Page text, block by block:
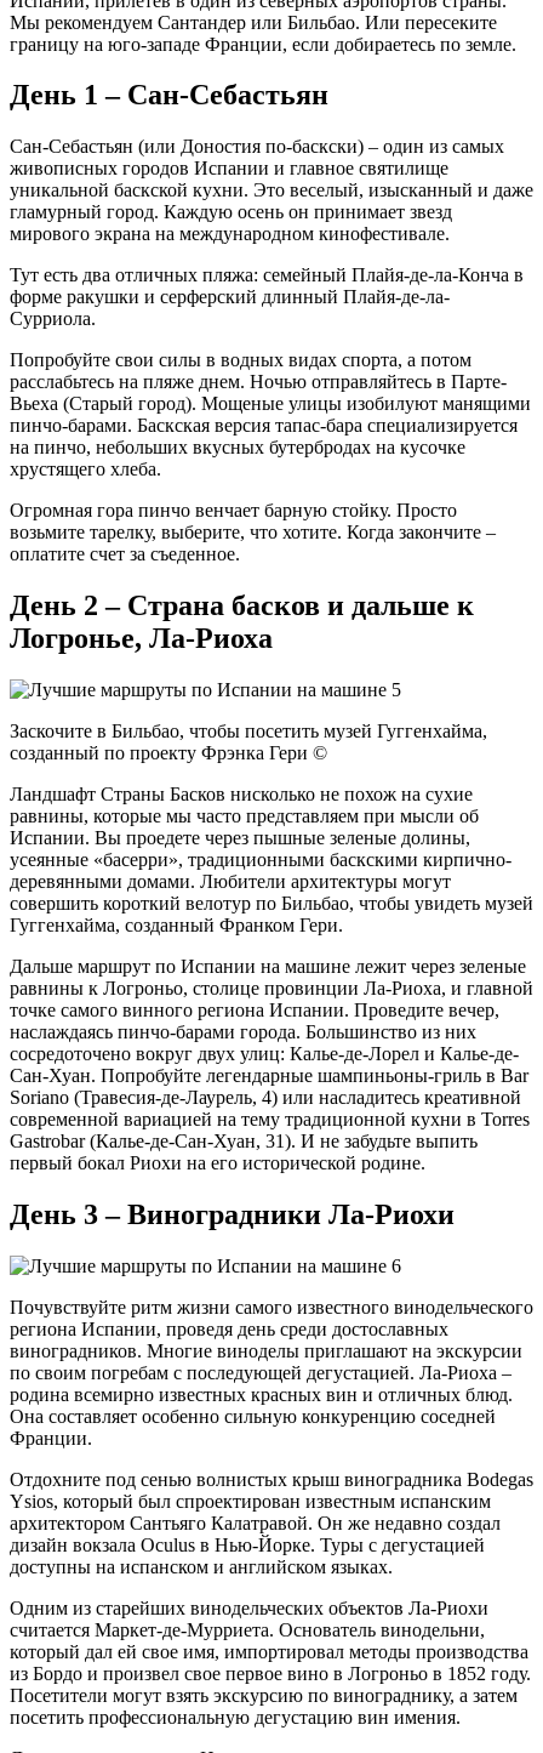
Мы рекомендуем Сантандер или Бильбао. Или пересеките
границу на юго-западе Франции, если добираетесь по земле.
День 1 – Сан-Себастьян
Сан-Себастьян (или Доностия по-баскски) – один из самых
живописных городов Испании и главное святилище
уникальной баскской кухни. Это веселый, изысканный и даже
гламурный город. Каждую осень он принимает звезд
мирового экрана на международном кинофестивале.
Тут есть два отличных пляжа: семейный Плайя-де-ла-Конча в
форме ракушки и серферский длинный Плайя-де-ла-
Сурриола.
Попробуйте свои силы в водных видах спорта, а потом
расслабьтесь на пляже днем. Ночью отправляйтесь в Парте-
Вьеха (Старый город). Мощеные улицы изобилуют манящими
пинчо-барами. Баскская версия тапас-бара специализируется
на пинчо, небольших вкусных бутербродах на кусочке
хрустящего хлеба.
Огромная гора пинчо венчает барную стойку. Просто
возьмите тарелку, выберите, что хотите. Когда закончите –
оплатите счет за съеденное.
День 2 – Страна басков и дальше к
Логронье, Ла-Риоха
Заскочите в Бильбао, чтобы посетить музей Гуггенхайма,
созданный по проекту Фрэнка Гери ©
Ландшафт Страны Басков нисколько не похож на сухие
равнины, которые мы часто представляем при мысли об
Испании. Вы проедете через пышные зеленые долины,
усеянные «басерри», традиционными баскскими кирпично-
деревянными домами. Любители архитектуры могут
совершить короткий велотур по Бильбао, чтобы увидеть музей
Гуггенхайма, созданный Франком Гери.
Дальше маршрут по Испании на машине лежит через зеленые
равнины к Логроньо, столице провинции Ла-Риоха, и главной
точке самого винного региона Испании. Проведите вечер,
наслаждаясь пинчо-барами города. Большинство из них
сосредоточено вокруг двух улиц: Калье-де-Лорел и Калье-де-
Сан-Хуан. Попробуйте легендарные шампиньоны-гриль в Bar
Soriano (Травесия-де-Лаурель, 4) или насладитесь креативной
современной вариацией на тему традиционной кухни в Torres
Gastrobar (Калье-де-Сан-Хуан, 31). И не забудьте выпить
первый бокал Риохи на его исторической родине.
День 3 – Виноградники Ла-Риохи
Почувствуйте ритм жизни самого известного винодельческого
региона Испании, проведя день среди достославных
виноградников. Многие виноделы приглашают на экскурсии
по своим погребам с последующей дегустацией. Ла-Риоха –
родина всемирно известных красных вин и отличных блюд.
Она составляет особенно сильную конкуренцию соседней
Франции.
Отдохните под сенью волнистых крыш виноградника Bodegas
Ysios, который был спроектирован известным испанским
архитектором Сантьяго Калатравой. Он же недавно создал
дизайн вокзала Oculus в Нью-Йорке. Туры с дегустацией
доступны на испанском и английском языках.
Одним из старейших винодельческих объектов Ла-Риохи
считается Маркет-де-Мурриета. Основатель винодельни,
который дал ей свое имя, импортировал методы производства
из Бордо и произвел свое первое вино в Логроньо в 1852 году.
Посетители могут взять экскурсию по винограднику, а затем
посетить профессиональную дегустацию вин имения.